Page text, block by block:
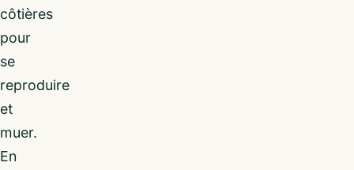
côtières
pour
se
reproduire
et
muer.
En